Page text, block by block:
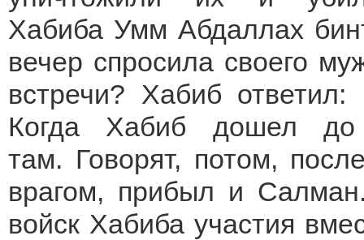
Хабиба Умм Абдаллах
вечер спросила своего
встречи? Хабиб
Когда Хабиб дошел
там. Говорят, потом,
врагом, прибыл и
войск Хабиба участия